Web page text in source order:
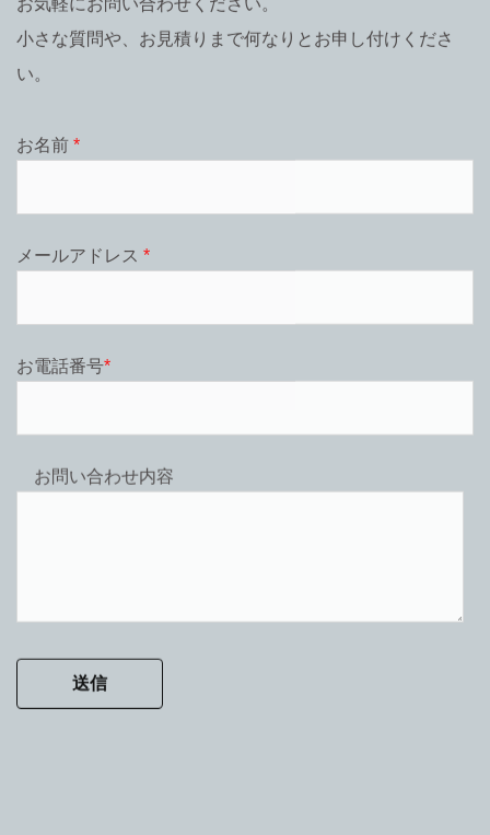
小さな質問や、お見積りまで何なりとお申し付けくださ
い。
お名前 *
メールアドレス *
お電話番号*
お問い合わせ内容